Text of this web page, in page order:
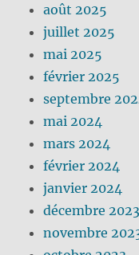
août 2025
juillet 2025
mai 2025
février 2025
septembre
mai 2024
mars 2024
février 2024
janvier 2024
décembre 2023
novembre